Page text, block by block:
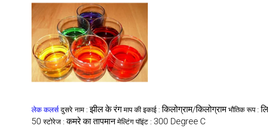
लेक कलर्स दुसरे नाम :झील के रंग माप की इकाई :किलोग्राम/किलोग्राम भौतिक रूप :
50 स्टोरेज :कमरे का तापमान मेल्टिंग पॉइंट : 300 Degree C